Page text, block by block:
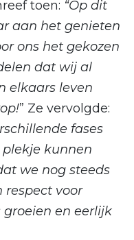
toen: “Op dit
aan het genieten
ons het gekozen
dat wij al
elkaars leven
” Ze vervolgde:
fases
kunnen
we nog steeds
respect voor
en eerlijk